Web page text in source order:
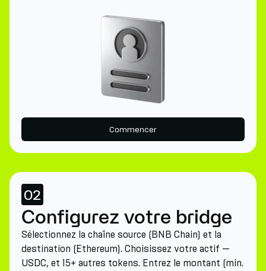
Commencer
02
Configurez votre bridge
Sélectionnez la chaîne source (BNB Chain) et la
destination (Ethereum). Choisissez votre actif —
USDC, et 15+ autres tokens. Entrez le montant (min.